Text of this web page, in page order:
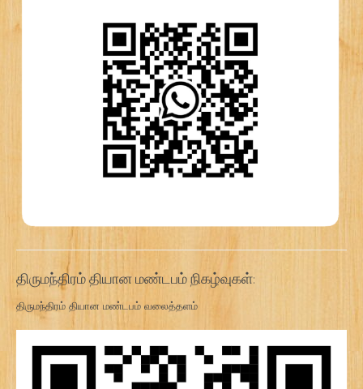
திருமந்திரம் தியான மண்டபம் நிகழ்வுகள்:
திருமந்திரம் தியான மண்டபம் வலைத்தளம்